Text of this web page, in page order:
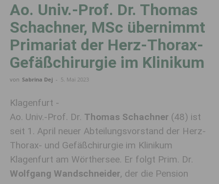
Ao. Univ.-Prof. Dr. Thomas
Schachner, MSc übernimmt
Primariat der Herz-Thorax-
Gefäßchirurgie im Klinikum
von Sabrina Dej - 5. Mai 2023
Klagenfurt -
Ao. Univ.-Prof. Dr. Thomas Schachner (48) ist
seit 1. April neuer Abteilungsvorstand der Herz-
Thorax- und Gefäßchirurgie im Klinikum
Klagenfurt am Wörthersee. Er folgt Prim. Dr.
Wolfgang Wandschneider, der die Pension